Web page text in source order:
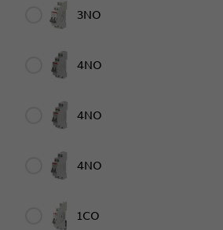
3NO
4NO
4NO
4NO
1CO